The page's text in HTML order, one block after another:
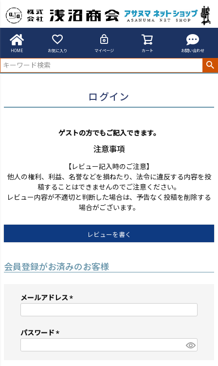
HOME お気に入り マイページ カート お問い合わせ
アサヌマネットショップ
ログイン
ゲストの方でもご記入できます。
注意事項
【レビュー記入時のご注意】
他人の権利、利益、名誉などを損ねたり、法令に違反する内容を投
稿することはできませんのでご注意ください。
レビュー内容が不適切と判断した場合は、予告なく投稿を削除する
場合がございます。
レビューを書く
会員登録がお済みのお客様
メールアドレス
須)
パスワード
須)